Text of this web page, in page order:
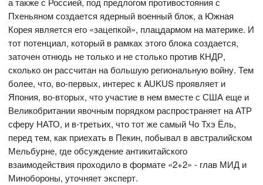
Пхеньяном создается ядерный военный блок, а Южная
Корея является его «зацепкой», плацдармом на материке. И
тот потенциал, который в рамках этого блока создается,
заточен отнюдь не только и не столько против КНДР,
сколько он рассчитан на большую региональную войну. Тем
более, что, во-первых, интерес к AUKUS проявляет и
Япония, во-вторых, что участие в нем вместе с США еще и
Великобритании явочным порядком распространяет на АТР
сферу НАТО, и в-третьих, что тот же самый Чо Тхэ Ёль,
перед тем, как приехать в Пекин, побывал в австралийском
Мельбурне, где обсуждение антикитайского
взаимодействия проходило в формате «2+2» - глав МИД и
Минобороны, уточняет эксперт.